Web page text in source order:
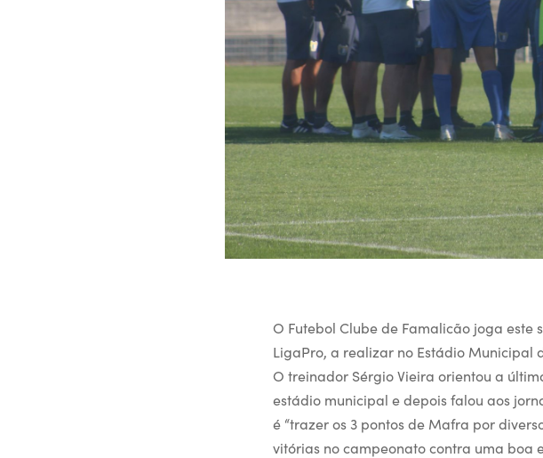
O Futebol Clube de Famalicão joga
LigaPro, a realizar no Estádio Municipal
O treinador Sérgio Vieira orientou a
estádio municipal e depois falou aos
é “trazer os 3 pontos de Mafra por
vitórias no campeonato contra uma boa